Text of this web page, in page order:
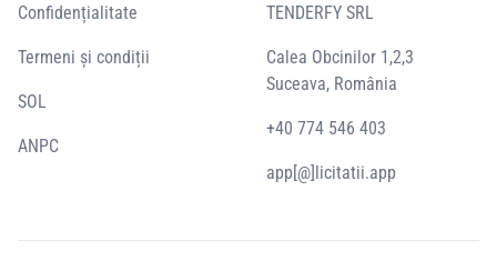
Confidențialitate
Termeni și condiții
SOL
ANPC
TENDERFY SRL
Calea Obcinilor 1,2,3
Suceava, România
+40 774 546 403
app[@]licitatii.app